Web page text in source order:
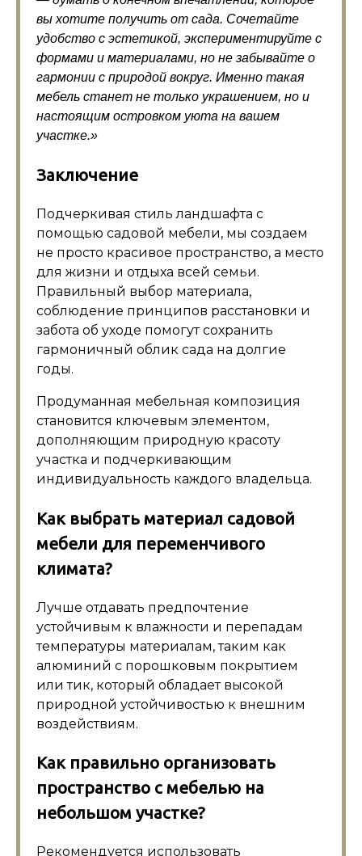
вы хотите получить от сада. Сочетайте
удобство с эстетикой, экспериментируйте с
формами и материалами, но не забывайте о
гармонии с природой вокруг. Именно такая
мебель станет не только украшением, но и
настоящим островком уюта на вашем
участке.»
Заключение
Подчеркивая стиль ландшафта с
помощью садовой мебели, мы создаем
не просто красивое пространство, а место
для жизни и отдыха всей семьи.
Правильный выбор материала,
соблюдение принципов расстановки и
забота об уходе помогут сохранить
гармоничный облик сада на долгие
годы.
Продуманная мебельная композиция
становится ключевым элементом,
дополняющим природную красоту
участка и подчеркивающим
индивидуальность каждого владельца.
Как выбрать материал садовой
мебели для переменчивого
климата?
Лучше отдавать предпочтение
устойчивым к влажности и перепадам
температуры материалам, таким как
алюминий с порошковым покрытием
или тик, который обладает высокой
природной устойчивостью к внешним
воздействиям.
Как правильно организовать
пространство с мебелью на
небольшом участке?
Рекомендуется использовать